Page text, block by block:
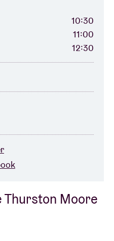
Moore
10:30
11:00
12:30